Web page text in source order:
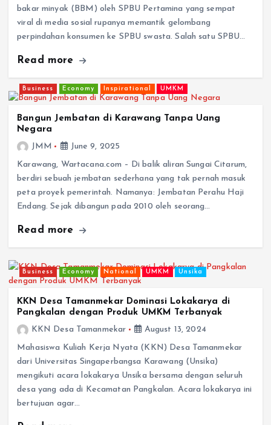
bakar minyak (BBM) oleh SPBU Pertamina yang sempat
viral di media sosial rupanya memantik gelombang
perpindahan konsumen ke SPBU swasta. Salah satu SPBU…
Read more
Business Economy Inspirational UMKM
Bangun Jembatan di Karawang Tanpa Uang
Negara
JMM
June 9, 2025
Karawang, Wartacana.com – Di balik aliran Sungai Citarum,
berdiri sebuah jembatan sederhana yang tak pernah masuk
peta proyek pemerintah. Namanya: Jembatan Perahu Haji
Endang. Sejak dibangun pada 2010 oleh seorang…
Read more
Business Economy National UMKM Unsika
KKN Desa Tamanmekar Dominasi Lokakarya di
Pangkalan dengan Produk UMKM Terbanyak
KKN Desa Tamanmekar
August 13, 2024
Mahasiswa Kuliah Kerja Nyata (KKN) Desa Tamanmekar
dari Universitas Singaperbangsa Karawang (Unsika)
mengikuti acara lokakarya Unsika bersama dengan seluruh
desa yang ada di Kecamatan Pangkalan. Acara lokakarya ini
bertujuan agar…